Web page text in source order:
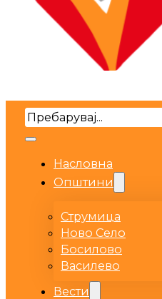
Search
Насловна
Општини
Струмица
Ново Село
Босилово
Василево
Вести